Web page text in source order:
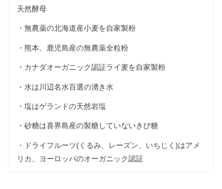
天然酵母
・無農薬の北海道産小麦を自家製粉
・熊本、鹿児島産の無農薬全粒粉
・カナダオーガニック認証ライ麦を自家製粉
・水は川辺名水百選の湧き水
・塩はゲランドの天然岩塩
・砂糖は喜界島産の製糖していないきび糖
・ドライフルーツ(くるみ、レーズン、いちじく)はアメ
リカ、ヨーロッパのオーガニック認証